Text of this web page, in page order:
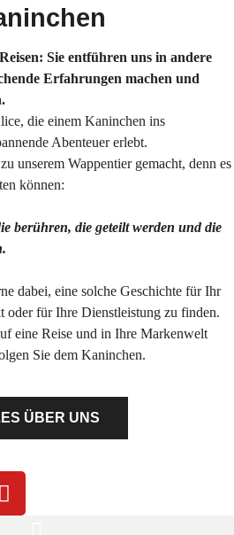
Sie entführen uns in andere
Erfahrungen machen und
die einem Kaninchen ins
Abenteuer erlebt.
unserem Wappentier gemacht, denn es
können:
berühren, die geteilt werden und die
dabei, eine solche Geschichte für Ihr
oder für Ihre Dienstleistung zu finden.
eine Reise und in Ihre Markenwelt
Sie dem Kaninchen.
ÜBER UNS